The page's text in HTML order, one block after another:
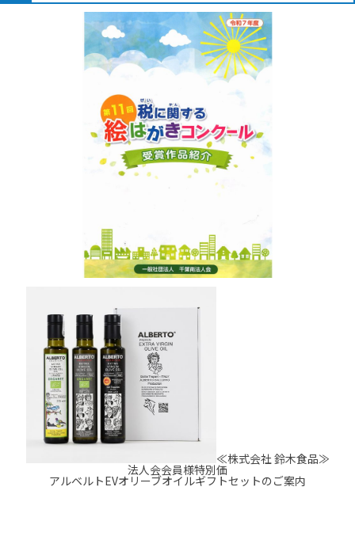
≪株式会社 鈴木食品≫
法人会会員様特別価
アルベルトEVオリーブオイルギフトセットのご案内